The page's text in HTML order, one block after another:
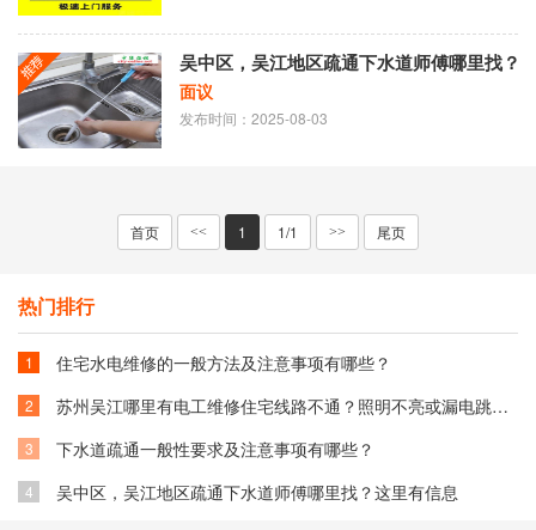
吴中区，吴江地区疏通下水道师傅哪里找？
面议
发布时间：2025-08-03
首页 << 1 1/1 >> 尾页
热门排行
1 住宅水电维修的一般方法及注意事项有哪些？
2 苏州吴江哪里有电工维修住宅线路不通？照明不亮或漏电跳闸怎么处理？
3 下水道疏通一般性要求及注意事项有哪些？
4 吴中区，吴江地区疏通下水道师傅哪里找？这里有信息